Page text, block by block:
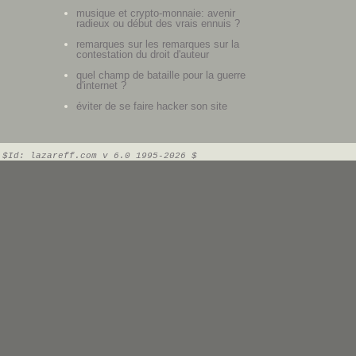
musique et crypto-monnaie: avenir
radieux ou début des vrais ennuis ?
remarques sur les remarques sur la
contestation du droit d'auteur
quel champ de bataille pour la guerre
d'internet ?
éviter de se faire hacker son site
$Id: lazareff.com v 6.0 1995-2026 $